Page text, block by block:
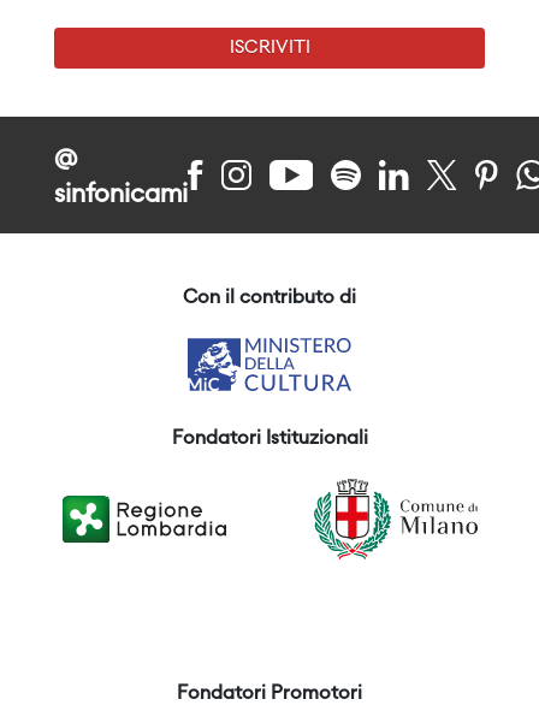
ISCRIVITI
@
sinfonicami
Con il contributo di
Fondatori Istituzionali
Fondatori Promotori